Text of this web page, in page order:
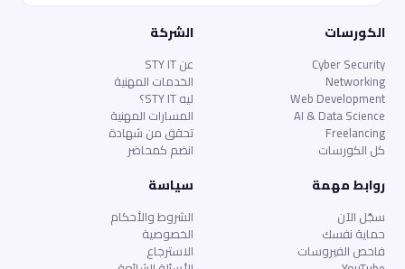
الكورسات
Cyber Security
Networking
Web Development
AI & Data Science
Freelancing
كل الكورسات
الشركة
عن STY IT
الخدمات المهنية
ليه STY IT؟
المسارات المهنية
تحقق من شهادة
انضم كمحاضر
روابط مهمة
سجّل الآن
حماية نفسك
فاحص الفيروسات
سياسة
الشروط والأحكام
الخصوصية
الاسترجاع